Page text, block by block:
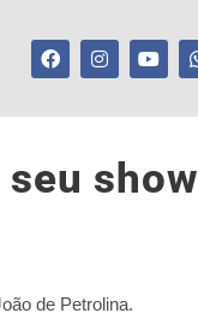
show
de Petrolina.